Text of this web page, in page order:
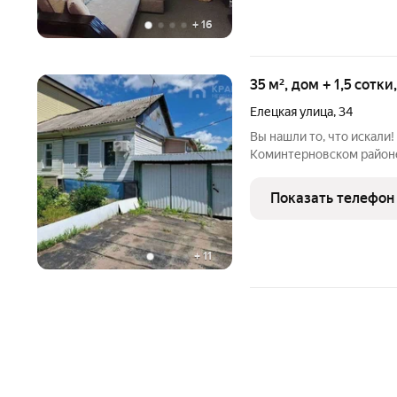
+ 16
+11
35 м², дом + 1,5
Елецкая улица,34
Вы нашли то, что
Коминтерновском
доступности все
сад, школа,
Показать телефон